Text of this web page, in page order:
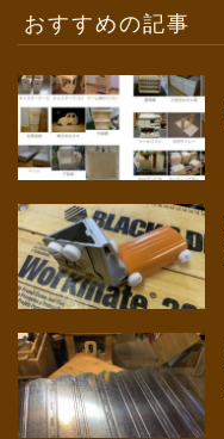
おすすめの記事